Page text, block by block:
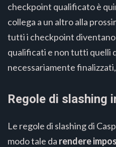
checkpoint qualificato è
collega a un altro alla
tutti i checkpoint
qualificati e non tutti quelli
necessariamente
Regole di slashing
Le regole di slashing di
modo tale da rendere